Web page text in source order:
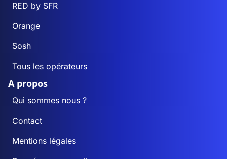
RED by SFR
Orange
Sosh
Tous les opérateurs
A propos
Qui sommes nous ?
Contact
Mentions légales